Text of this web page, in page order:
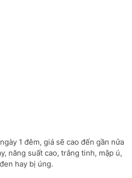
1 đêm, giá sẽ cao đến gần nửa
năng suất cao, trắng tinh, mập ú,
hay bị úng.